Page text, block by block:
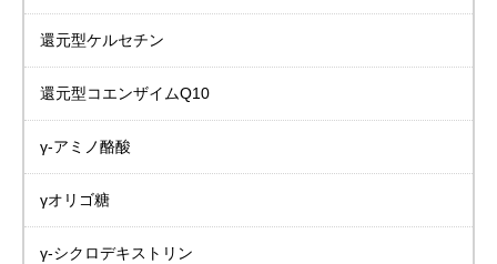
還元型ケルセチン
還元型コエンザイムQ10
γ-アミノ酪酸
γオリゴ糖
γ-シクロデキストリン